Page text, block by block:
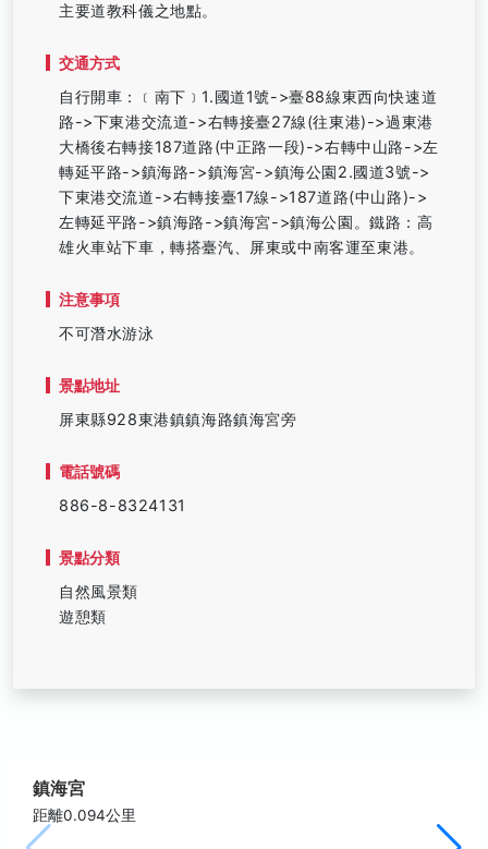
主要道教科儀之地點。
交通方式
自行開車：﹝南下﹞1.國道1號->臺88線東西向快速道
路->下東港交流道->右轉接臺27線(往東港)->過東港
大橋後右轉接187道路(中正路一段)->右轉中山路->左
轉延平路->鎮海路->鎮海宮->鎮海公園2.國道3號->
下東港交流道->右轉接臺17線->187道路(中山路)->
左轉延平路->鎮海路->鎮海宮->鎮海公園。鐵路：高
雄火車站下車，轉搭臺汽、屏東或中南客運至東港。
注意事項
不可潛水游泳
景點地址
屏東縣928東港鎮鎮海路鎮海宮旁
電話號碼
886-8-8324131
景點分類
自然風景類
遊憩類
鎮海宮
距離0.094公里